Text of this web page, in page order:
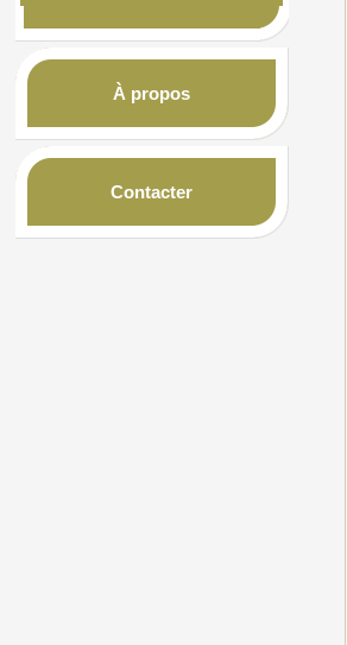
À propos
Contacter